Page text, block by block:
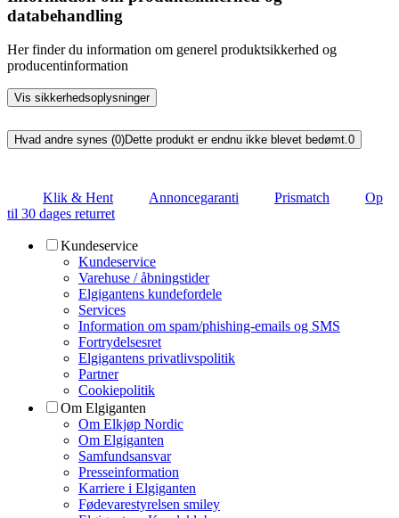
databehandling
Her finder du information om generel produktsikkerhed og
producentinformation
Vis sikkerhedsoplysninger
Hvad andre synes (0)Dette produkt er endnu ikke blevet bedømt.0
Klik & Hent Annoncegaranti Prismatch
Op
til 30 dages returret
Kundeservice
Kundeservice
Varehuse / åbningstider
Elgigantens kundefordele
Services
Information om spam/phishing-emails og SMS
Fortrydelsesret
Elgigantens privatlivspolitik
Partner
Cookiepolitik
Om Elgiganten
Om Elkjøp Nordic
Om Elgiganten
Samfundsansvar
Presseinformation
Karriere i Elgiganten
Fødevarestyrelsen smiley